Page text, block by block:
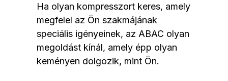
Ha olyan kompresszort keres, amely
megfelel az Ön szakmájának
speciális igényeinek, az ABAC olyan
megoldást kínál, amely épp olyan
keményen dolgozik, mint Ön.